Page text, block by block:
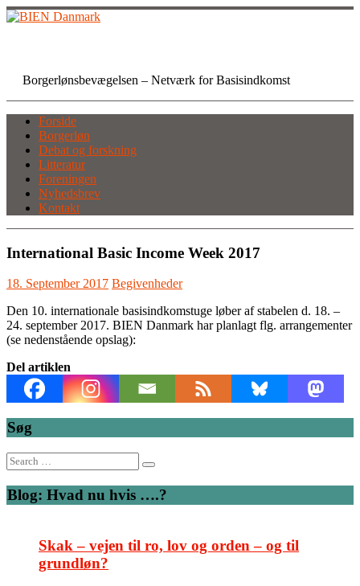
Skip
to
Borgerlønsbevægelsen – Netværk for Basisindkomst
Forside
Borgerløn
Debat og forskning
Litteratur
Foreningen
Nyhedsbrev
Kontakt
International Basic Income Week 2017
18. September 2017 Begivenheder
Den 10. internationale basisindkomstuge løber af stabelen d. 18. –
24. september 2017. BIEN Danmark har planlagt flg. arrangementer
(se nedenstående opslag):
Del artiklen
Søg
Search
for:
Blog: Hvad nu hvis ….?
Skak – vejen til ro, lov og orden – og til
grundløn?